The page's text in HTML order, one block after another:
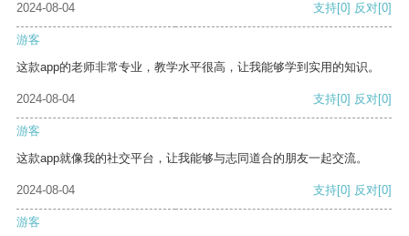
2024-08-04
支持[0] 反对[0]
游客
这款app的老师非常专业，教学水平很高，让我能够学到实用的知识。
2024-08-04 支持[0] 反对[0]
游客
这款app就像我的社交平台，让我能够与志同道合的朋友一起交流。
2024-08-04 支持[0] 反对[0]
游客